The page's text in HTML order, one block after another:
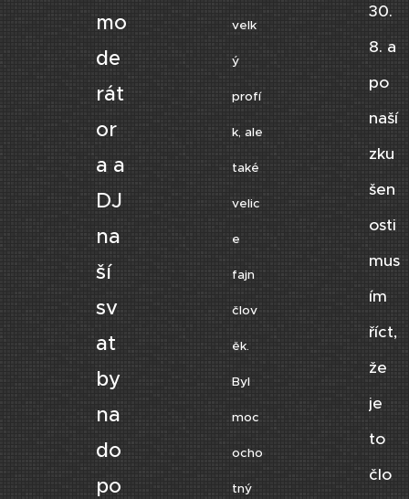
mo
de
rát
or
a a
DJ
na
ší
sv
at
by
na
do
po
velk
ý
profí
k, ale
také
velic
e
fajn
člov
ěk.
Byl
moc
ocho
tný
30.
8. a
po
naší
zku
šen
osti
mus
ím
říct,
že
je
to
člo